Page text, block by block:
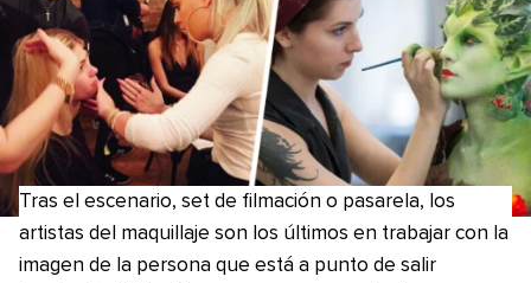
Tras el escenario, set de filmación o pasarela, los
artistas del maquillaje son los últimos en trabajar con la
imagen de la persona que está a punto de salir